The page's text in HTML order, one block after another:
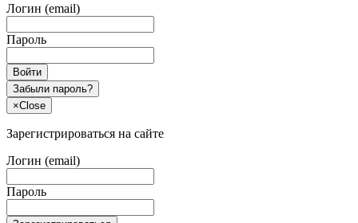
Логин (email)
Пароль
Войти
Забыли пароль?
×Close
Зарегистрироваться на сайте
Логин (email)
Пароль